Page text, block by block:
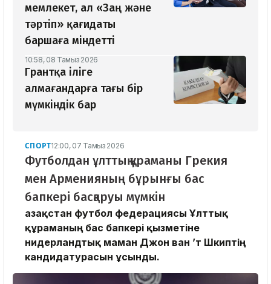
мемлекет, ал «Заң және
тәртіп» қағидаты
баршаға міндетті
10:58, 08 Тамыз 2026
Грантқа іліге
алмағандарға тағы бір
мүмкіндік бар
СПОРТ12:00, 07 Тамыз 2026
Футболдан ұлттық құраманы Грекия
мен Арменияның бұрынғы бас
бапкері басқаруы мүмкін
Қазақстан футбол федерациясы Ұлттық
құраманың бас бапкері қызметіне
нидерландтық маман Джон ван ’т Шкиптің
кандидатурасын ұсынды.